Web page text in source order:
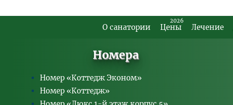
О санатории Цены
2026
Лечение
Номера
Номер «Коттедж Эконом»
Номер «Коттедж»